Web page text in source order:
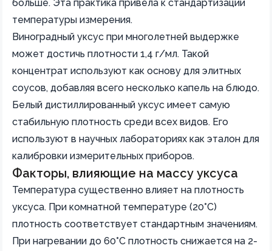
больше. Эта практика привела к стандартизации
температуры измерения.
Виноградный уксус при многолетней выдержке
может достичь плотности 1,4 г/мл. Такой
концентрат используют как основу для элитных
соусов, добавляя всего несколько капель на блюдо.
Белый дистиллированный уксус имеет самую
стабильную плотность среди всех видов. Его
используют в научных лабораториях как эталон для
калибровки измерительных приборов.
Факторы, влияющие на массу уксуса
Температура существенно влияет на плотность
уксуса. При комнатной температуре (20°C)
плотность соответствует стандартным значениям.
При нагревании до 60°C плотность снижается на 2-